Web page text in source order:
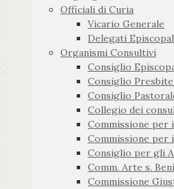
Officiali di Curia
Vicario Generale
Delegati
Organismi Consultivi
Consiglio
Consiglio
Consiglio
Collegio dei
Commissione per
Commissione per
Consiglio per gli
Comm. Arte s.
Commissione